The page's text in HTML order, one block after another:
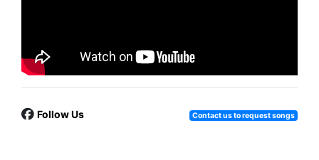
Follow Us Contact us to request songs